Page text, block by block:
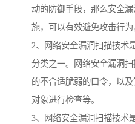
动的防御手段，那么安全
施，可以有效避免攻击行为
2、网络安全漏洞扫描技术
分类之一。网络安全漏洞
的不合适脆弱的口令，以
对象进行检查等。
3、网络安全漏洞扫描技术